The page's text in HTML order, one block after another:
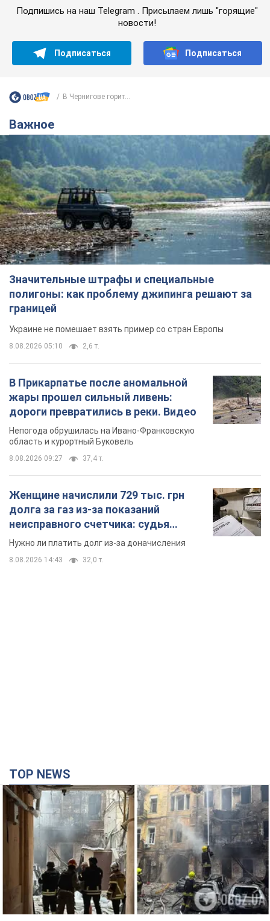
Подпишись на наш Telegram . Присылаем лишь "горящие"
новости!
Подписаться Подписаться
В Чернигове горит...
Важное
Значительные штрафы и специальные
полигоны: как проблему джипинга решают за
границей
Украине не помешает взять пример со стран Европы
8.08.2026 05:10 2,6 т.
В Прикарпатье после аномальной
жары прошел сильный ливень:
дороги превратились в реки. Видео
Непогода обрушилась на Ивано-Франковскую
область и курортный Буковель
8.08.2026 09:27 37,4 т.
Женщине начислили 729 тыс. грн
долга за газ из-за показаний
неисправного счетчика: судья
вынес неожиданное решение
Нужно ли платить долг из-за доначисления
8.08.2026 14:43 32,0 т.
TOP NEWS